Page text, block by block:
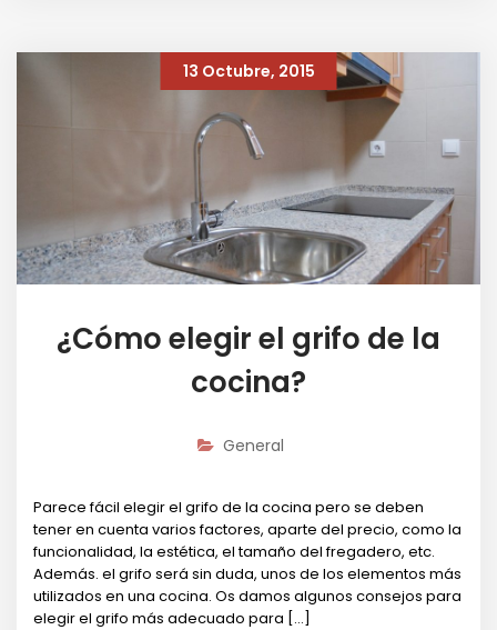
13 Octubre, 2015
¿Cómo elegir el grifo de la
cocina?
General
Parece fácil elegir el grifo de la cocina pero se deben
tener en cuenta varios factores, aparte del precio, como la
funcionalidad, la estética, el tamaño del fregadero, etc.
Además. el grifo será sin duda, unos de los elementos más
utilizados en una cocina. Os damos algunos consejos para
elegir el grifo más adecuado para […]